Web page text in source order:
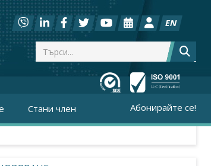
EN
Стани член Абонирайте се!